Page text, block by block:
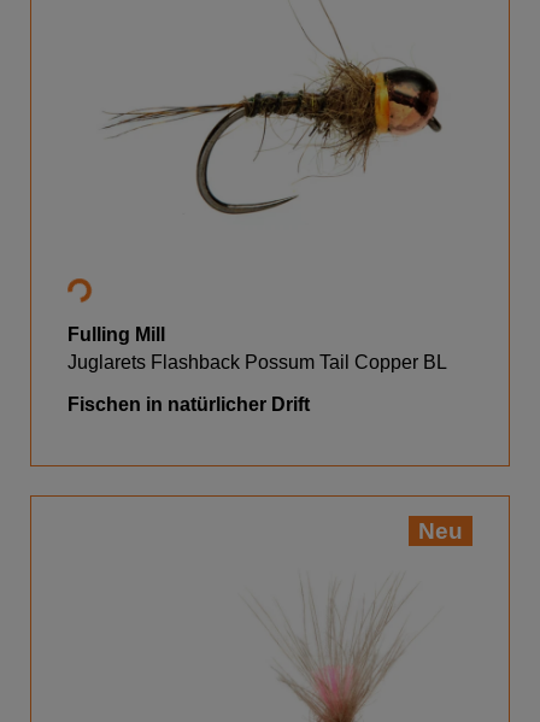
Fulling Mill
Juglarets Flashback Possum Tail Copper BL
Fischen in natürlicher Drift
Neu